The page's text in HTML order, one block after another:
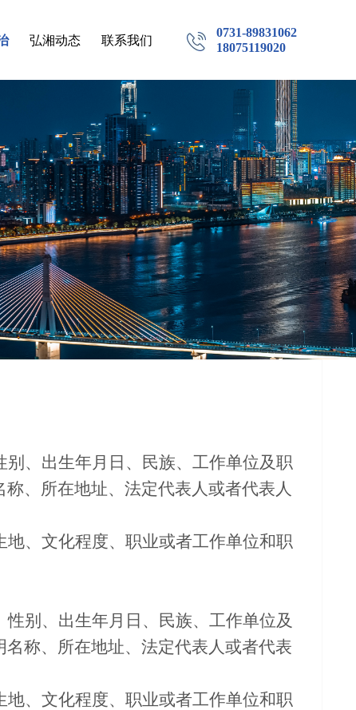
0731-89831062
18075119020
弘湘动态 联系我们
别、出生年月日、民族、工作单位及职
、所在地址、法定代表人或者代表人
、文化程度、职业或者工作单位和职
别、出生年月日、民族、工作单位及
称、所在地址、法定代表人或者代表
、文化程度、职业或者工作单位和职